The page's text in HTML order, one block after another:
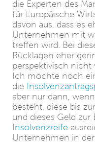
die Experten des
für Europäische
davon aus, dass es
Unternehmen mit
treffen wird. Bei
Rücklagen eher
perspektivisch
Ich möchte noch
die
aber nur dann,
besteht, diese bis
und dieses Geld zur
Insolvenzreife
Unternehmen in